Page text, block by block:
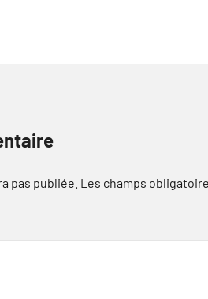
pas publiée. Les champs